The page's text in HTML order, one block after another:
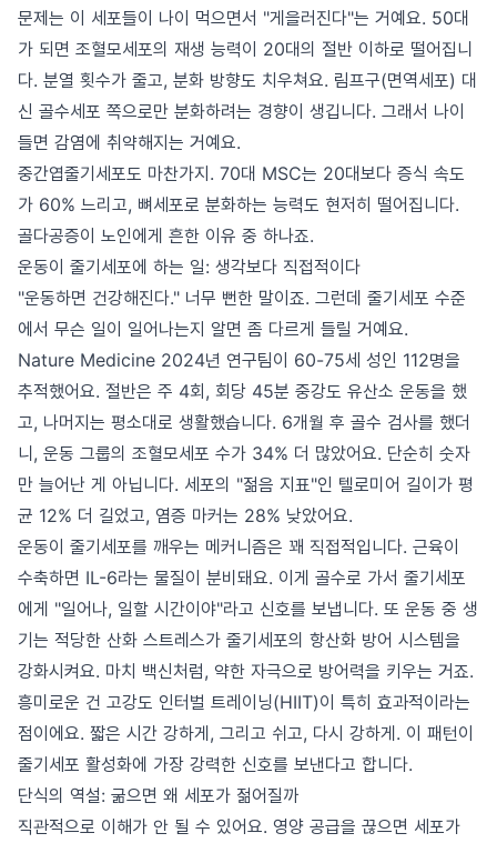
문제는 이 세포들이 나이 먹으면서 "게을러진다"는 거예요. 50대
가 되면 조혈모세포의 재생 능력이 20대의 절반 이하로 떨어집니
다. 분열 횟수가 줄고, 분화 방향도 치우쳐요. 림프구(면역세포) 대
신 골수세포 쪽으로만 분화하려는 경향이 생깁니다. 그래서 나이
들면 감염에 취약해지는 거예요.
중간엽줄기세포도 마찬가지. 70대 MSC는 20대보다 증식 속도
가 60% 느리고, 뼈세포로 분화하는 능력도 현저히 떨어집니다.
골다공증이 노인에게 흔한 이유 중 하나죠.
운동이 줄기세포에 하는 일: 생각보다 직접적이다
"운동하면 건강해진다." 너무 뻔한 말이죠. 그런데 줄기세포 수준
에서 무슨 일이 일어나는지 알면 좀 다르게 들릴 거예요.
Nature Medicine 2024년 연구팀이 60-75세 성인 112명을
추적했어요. 절반은 주 4회, 회당 45분 중강도 유산소 운동을 했
고, 나머지는 평소대로 생활했습니다. 6개월 후 골수 검사를 했더
니, 운동 그룹의 조혈모세포 수가 34% 더 많았어요. 단순히 숫자
만 늘어난 게 아닙니다. 세포의 "젊음 지표"인 텔로미어 길이가 평
균 12% 더 길었고, 염증 마커는 28% 낮았어요.
운동이 줄기세포를 깨우는 메커니즘은 꽤 직접적입니다. 근육이
수축하면 IL-6라는 물질이 분비돼요. 이게 골수로 가서 줄기세포
에게 "일어나, 일할 시간이야"라고 신호를 보냅니다. 또 운동 중 생
기는 적당한 산화 스트레스가 줄기세포의 항산화 방어 시스템을
강화시켜요. 마치 백신처럼, 약한 자극으로 방어력을 키우는 거죠.
흥미로운 건 고강도 인터벌 트레이닝(HIIT)이 특히 효과적이라는
점이에요. 짧은 시간 강하게, 그리고 쉬고, 다시 강하게. 이 패턴이
줄기세포 활성화에 가장 강력한 신호를 보낸다고 합니다.
단식의 역설: 굶으면 왜 세포가 젊어질까
직관적으로 이해가 안 될 수 있어요. 영양 공급을 끊으면 세포가